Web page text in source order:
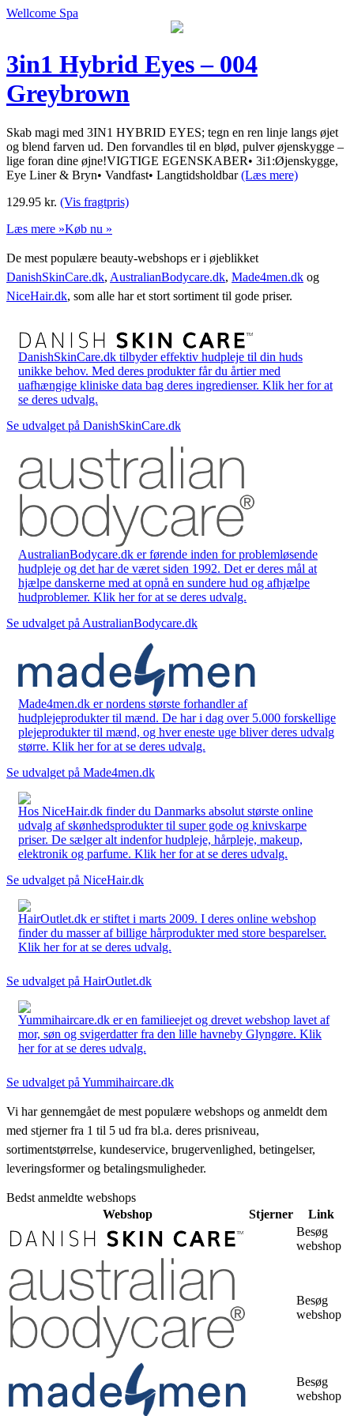
Wellcome Spa
3in1 Hybrid Eyes – 004
Greybrown
Skab magi med 3IN1 HYBRID EYES; tegn en ren linje langs øjet
og blend farven ud. Den forvandles til en blød, pulver øjenskygge –
lige foran dine øjne!VIGTIGE EGENSKABER• 3i1:Øjenskygge,
Eye Liner & Bryn• Vandfast• Langtidsholdbar(Læs mere)
129.95 kr. (Vis fragtpris)
Læs mere »Køb nu »
De mest populære beauty-webshops er i øjeblikket
DanishSkinCare.dk, AustralianBodycare.dk, Made4men.dk og
NiceHair.dk, som alle har et stort sortiment til gode priser.
DanishSkinCare.dk tilbyder effektiv hudpleje til din huds
unikke behov. Med deres produkter får du årtier med
uafhængige kliniske data bag deres ingredienser. Klik her for at
se deres udvalg.
Se udvalget på DanishSkinCare.dk
AustralianBodycare.dk er førende inden for problemløsende
hudpleje og det har de været siden 1992. Det er deres mål at
hjælpe danskerne med at opnå en sundere hud og afhjælpe
hudproblemer. Klik her for at se deres udvalg.
Se udvalget på AustralianBodycare.dk
Made4men.dk er nordens største forhandler af
hudplejeprodukter til mænd. De har i dag over 5.000 forskellige
plejeprodukter til mænd, og hver eneste uge bliver deres udvalg
større. Klik her for at se deres udvalg.
Se udvalget på Made4men.dk
Hos NiceHair.dk finder du Danmarks absolut største online
udvalg af skønhedsprodukter til super gode og knivskarpe
priser. De sælger alt indenfor hudpleje, hårpleje, makeup,
elektronik og parfume. Klik her for at se deres udvalg.
Se udvalget på NiceHair.dk
HairOutlet.dk er stiftet i marts 2009. I deres online webshop
finder du masser af billige hårprodukter med store besparelser.
Klik her for at se deres udvalg.
Se udvalget på HairOutlet.dk
Yummihaircare.dk er en familieejet og drevet webshop lavet af
mor, søn og svigerdatter fra den lille havneby Glyngøre. Klik
her for at se deres udvalg.
Se udvalget på Yummihaircare.dk
Vi har gennemgået de mest populære webshops og anmeldt dem
med stjerner fra 1 til 5 ud fra bl.a. deres prisniveau,
sortimentstørrelse, kundeservice, brugervenlighed, betingelser,
leveringsformer og betalingsmuligheder.
Bedst anmeldte webshops
Webshop
Stjerner
Link
Besøg
webshop
Besøg
webshop
Besøg
webshop